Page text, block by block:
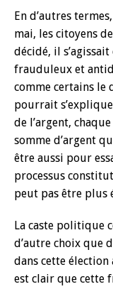
En d’autres
mai, les citoyens
décidé, il
frauduleux et
comme certains le
pourrait
de l’argent,
somme d’argent
être aussi pour
processus
peut pas être plus
La caste politique
d’autre choix que
dans cette
est clair que cette